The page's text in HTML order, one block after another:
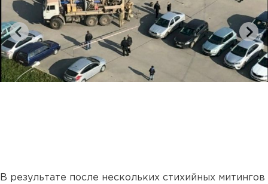
В результате после нескольких стихийных митингов